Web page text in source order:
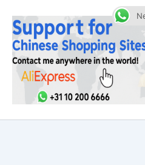
naar
inhoud